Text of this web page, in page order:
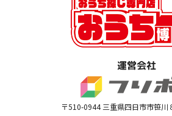
運営会社
〒510-0944 三重県四日市市笹川